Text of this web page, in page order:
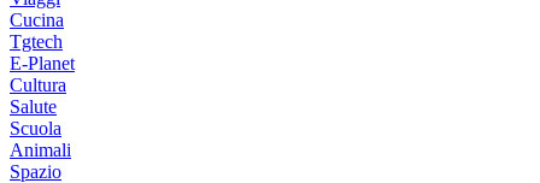
Cucina
Tgtech
E-Planet
Cultura
Salute
Scuola
Animali
Spazio